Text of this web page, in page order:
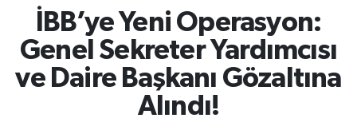
İBB’ye Yeni Operasyon:
Genel Sekreter Yardımcısı
ve Daire Başkanı Gözaltına
Alındı!